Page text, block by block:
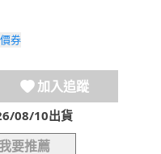
券
加入追蹤
08/10出貨
要推薦